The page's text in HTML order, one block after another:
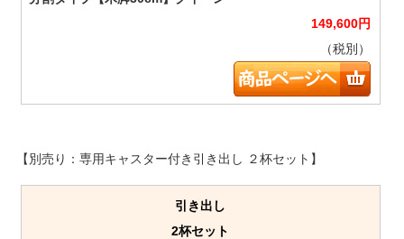
149,600円
（税別）
【別売り：専用キャスター付き引き出し ２杯セット】
引き出し
2杯セット